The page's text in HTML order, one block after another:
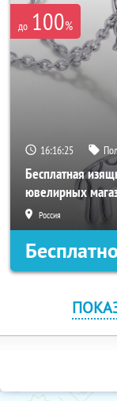
до 100%
16:16:25
Бесплатная
ювелирных
Россия
Бесплатно